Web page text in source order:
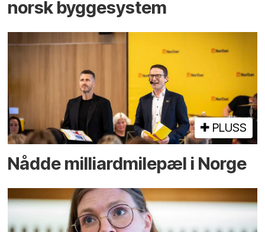
norsk bygge­system
PLUSS
Nådde milliard­­milepæl i Norge